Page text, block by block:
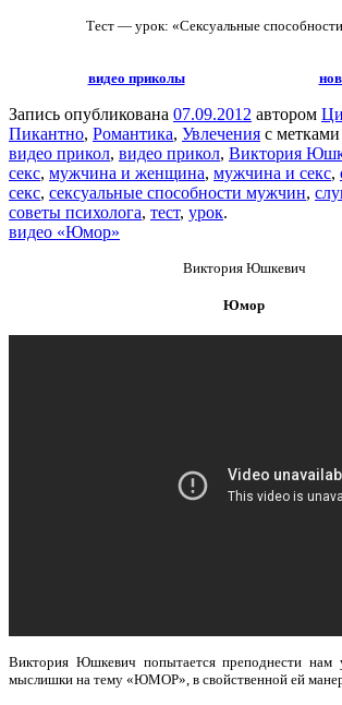
Тест — урок: «Cексуальные
видео приколы
Запись опубликована 07.09.2012 автором
Пикантно, Романтика, Увлечения с метками
видео прикол, видео прикол, Виктория
секс, мужчина и женщина, мужчина и секс,
секс, сексуальные способности мужчин,
советы психолога, тест, урок.
видео «Юмор»
Виктория Юшкевич
Юмор
Виктория Юшкевич попытается преподнести нам
мыслишки на тему «ЮМОР», в свойственной ей